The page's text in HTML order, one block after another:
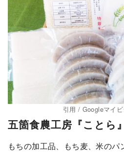
引用 / Googleマイ
五箇食農工房『ことら』
もちの加工品、もち麦、米の